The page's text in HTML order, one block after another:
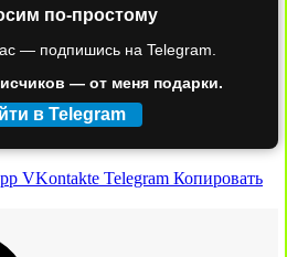
по-простому
— подпишись на Telegram.
— от меня подарки.
в Telegram
VKontakte Telegram Копировать